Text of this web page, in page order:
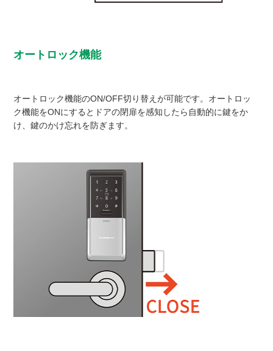
オートロック機能
オートロック機能のON/OFF切り替えが可能です。オートロッ
ク機能をONにするとドアの閉扉を感知したら自動的に鍵をか
け、鍵のかけ忘れを防ぎます。